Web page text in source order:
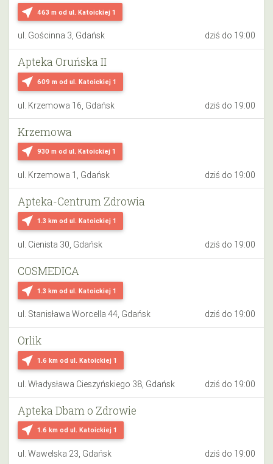
near_me 463 m od ul. Katoickiej 1
ul. Gościnna 3, Gdańsk dziś do 19:00
near_me 609 m od ul. Katoickiej 1
Apteka Oruńska II
ul. Krzemowa 16, Gdańsk dziś do 19:00
near_me 930 m od ul. Katoickiej 1
Krzemowa
ul. Krzemowa 1, Gdańsk dziś do 19:00
near_me 1.3 km od ul. Katoickiej 1
Apteka-Centrum Zdrowia
ul. Cienista 30, Gdańsk dziś do 19:00
near_me 1.3 km od ul. Katoickiej 1
COSMEDICA
ul. Stanisława Worcella 44, Gdańsk dziś do 19:00
near_me 1.6 km od ul. Katoickiej 1
Orlik
ul. Władysława Cieszyńskiego 38, Gdańsk dziś do 19:00
near_me 1.6 km od ul. Katoickiej 1
Apteka Dbam o Zdrowie
ul. Wawelska 23, Gdańsk dziś do 19:00